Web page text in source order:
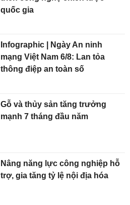
quốc gia
Infographic | Ngày An ninh
mạng Việt Nam 6/8: Lan tỏa
thông điệp an toàn số
Gỗ và thủy sản tăng trưởng
mạnh 7 tháng đầu năm
Nâng năng lực công nghiệp hỗ
trợ, gia tăng tỷ lệ nội địa hóa